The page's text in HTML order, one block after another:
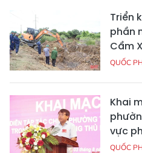
Triển
phần
Cẩm
QUỐC
Khai
vực
QUỐC